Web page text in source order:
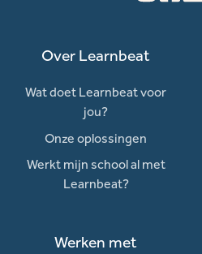
Over Learnbeat
Wat doet Learnbeat voor
jou?
Onze oplossingen
Werkt mijn school al met
Learnbeat?
Werken met